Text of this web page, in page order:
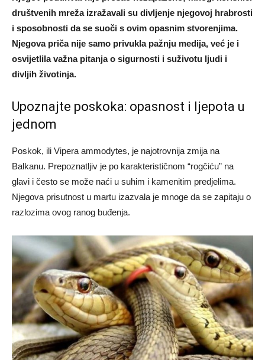
društvenih mreža izražavali su divljenje njegovoj hrabrosti
i sposobnosti da se suoči s ovim opasnim stvorenjima.
Njegova priča nije samo privukla pažnju medija, već je i
osvijetlila važna pitanja o sigurnosti i suživotu ljudi i
divljih životinja.
Upoznajte poskoka: opasnost i ljepota u
jednom
Poskok, ili Vipera ammodytes, je najotrovnija zmija na
Balkanu. Prepoznatljiv je po karakterističnom “rogčiću” na
glavi i često se može naći u suhim i kamenitim predjelima.
Njegova prisutnost u martu izazvala je mnoge da se zapitaju o
razlozima ovog ranog buđenja.